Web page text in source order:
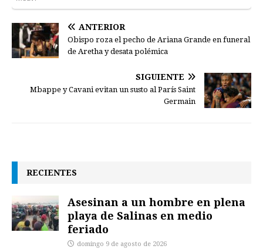
ANTERIOR
Obispo roza el pecho de Ariana Grande en funeral
de Aretha y desata polémica
SIGUIENTE
Mbappe y Cavani evitan un susto al París Saint
Germain
RECIENTES
Asesinan a un hombre en plena
playa de Salinas en medio
feriado
domingo 9 de agosto de 2026